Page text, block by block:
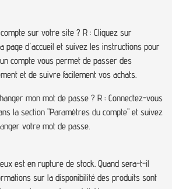
sur votre site ? R : Cliquez sur
page d'accueil et suivez les instructions pour
compte vous permet de passer des
et de suivre facilement vos achats.
mon mot de passe ? R : Connectez-vous
la section "Paramètres du compte" et suivez
votre mot de passe.
est en rupture de stock. Quand sera-t-il
sur la disponibilité des produits sont